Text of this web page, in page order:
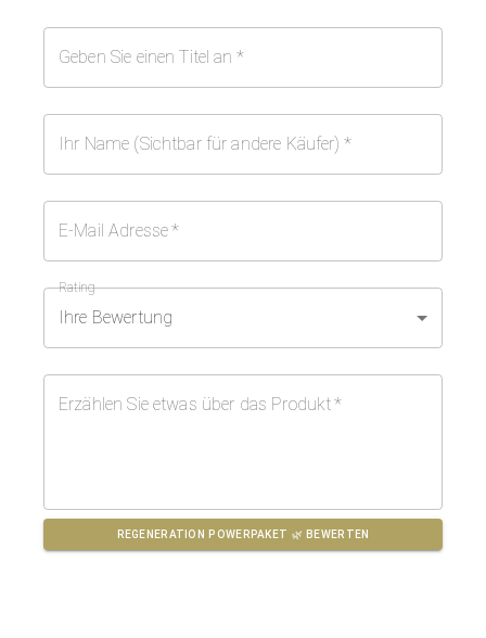
Geben Sie einen Titel an *
Ihr Name (Sichtbar für andere Käufer) *
E-Mail Adresse*
Rating
Ihre Bewertung
Erzählen Sie etwas über das Produkt*
REGENERATION POWERPAKET 🌿 BEWERTEN